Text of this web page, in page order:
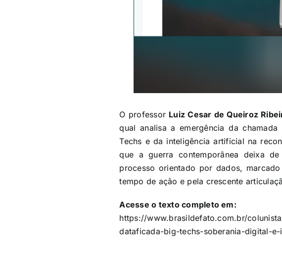
O professor Luiz Cesar de Queiroz
qual analisa a emergência da
Techs e da inteligência artificial na
que a guerra contemporânea deixa
processo orientado por dados,
tempo de ação e pela crescente
Acesse o texto completo em:
https://www.brasildefato.com.br/
dataficada-big-techs-soberania-digital-